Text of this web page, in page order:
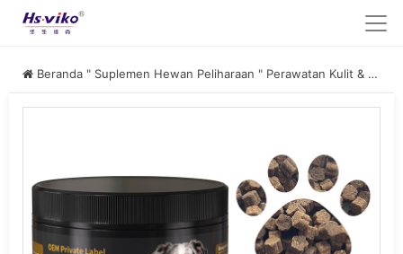
Beranda " Suplemen Hewan Peliharaan " Perawatan Kulit & Bulu Hewan Peliharaan